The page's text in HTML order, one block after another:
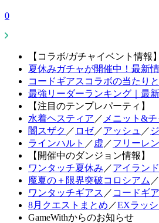
0
【コラボ/ガチャイベント情報】
夏休みガチャが開催中！最新
コードギアスコラボの当たり
最強リーダーランキング｜最
【注目のテンプレパーティ】
水着ヘスティア ／ メニット&
闇スザク ／ ロゼ／アッシュ ／
ラインハルト ／ 虚 ／フリーレン
【開催中のダンジョン情報】
ワンタッチ夏休み ／アイラン
魔夏の＋限界突破コロシアム ／
ワンタッチギアス ／ コードギ
8月クエストまとめ ／EXラッシ
GameWithからのお知らせ